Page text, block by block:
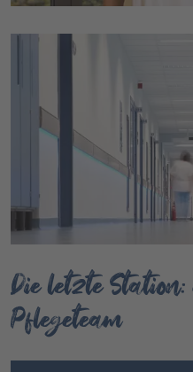
Die letzte
Pflegeteam